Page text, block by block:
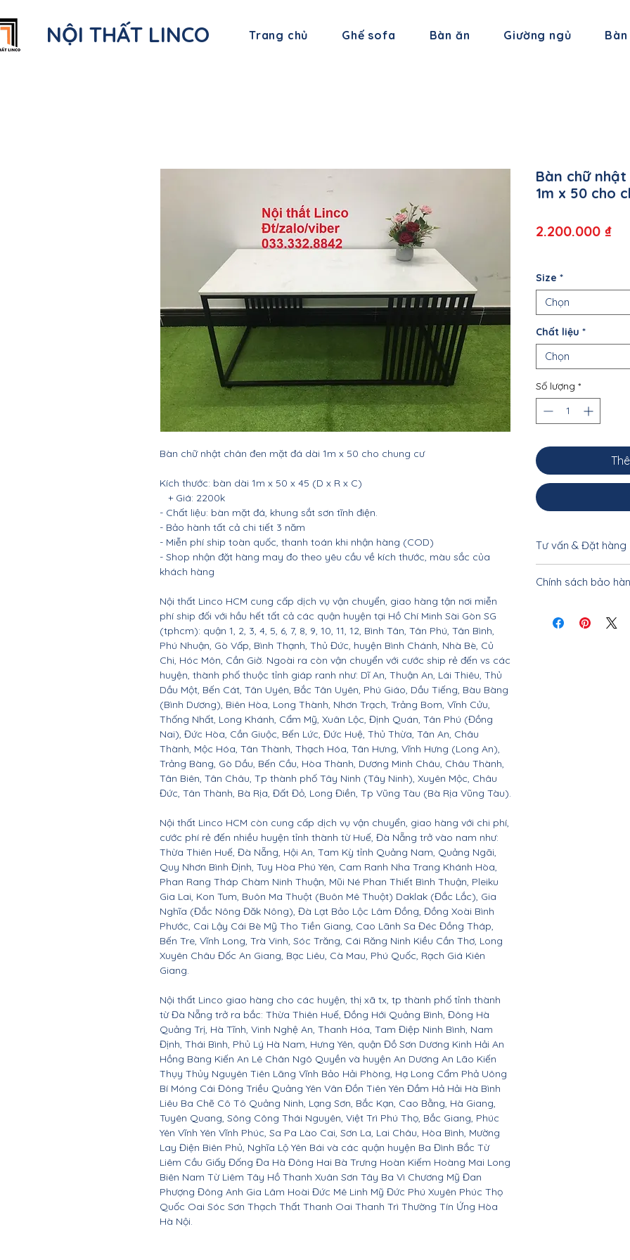
NỘI THẤT LINCO Trang chủ Ghế sofa Bàn ăn Giường ngủ
Bàn chữ nhật chân đen mặt đá dài 1m x 50 cho chung cư
Kích thước: bàn dài 1m x 50 x 45 (D x R x C)
+ Giá: 2200k
- Chất liệu: bàn mặt đá, khung sắt sơn tĩnh điện.
- Bảo hành tất cả chi tiết 3 năm
- Miễn phí ship toàn quốc, thanh toán khi nhận hàng (COD)
- Shop nhận đặt hàng may đo theo yêu cầu về kích thước, màu sắc của
khách hàng
Nội thất Linco HCM cung cấp dịch vụ vận chuyển, giao hàng tận nơi miễn
phí ship đối với hầu hết tất cả các quận huyện tại Hồ Chí Minh Sài Gòn SG
(tphcm): quận 1, 2, 3, 4, 5, 6, 7, 8, 9, 10, 11, 12, Bình Tân, Tân Phú, Tân Bình,
Phú Nhuận, Gò Vấp, Bình Thạnh, Thủ Đức, huyện Bình Chánh, Nhà Bè, Củ
Chi, Hóc Môn, Cần Giờ. Ngoài ra còn vận chuyển với cước ship rẻ đến vs các
huyện, thành phố thuộc tỉnh giáp ranh như: Dĩ An, Thuận An, Lái Thiêu, Thủ
Dầu Một, Bến Cát, Tân Uyên, Bắc Tân Uyên, Phú Giáo, Dầu Tiếng, Bàu Bàng
(Bình Dương), Biên Hòa, Long Thành, Nhơn Trạch, Trảng Bom, Vĩnh Cửu,
Thống Nhất, Long Khánh, Cẩm Mỹ, Xuân Lộc, Định Quán, Tân Phú (Đồng
Nai), Đức Hòa, Cần Giuộc, Bến Lức, Đức Huệ, Thủ Thừa, Tân An, Châu
Thành, Mộc Hóa, Tân Thành, Thạch Hóa, Tân Hưng, Vĩnh Hưng (Long An),
Trảng Bàng, Gò Dầu, Bến Cầu, Hòa Thành, Dương Minh Châu, Châu Thành,
Tân Biên, Tân Châu, Tp thành phố Tây Ninh (Tây Ninh), Xuyên Mộc, Châu
Đức, Tân Thành, Bà Rịa, Đất Đỏ, Long Điền, Tp Vũng Tàu (Bà Rịa Vũng Tàu).
Nội thất Linco HCM còn cung cấp dịch vụ vận chuyển, giao hàng với chi phí,
cước phí rẻ đến nhiều huyện tỉnh thành từ Huế, Đà Nẵng trở vào nam như:
Thừa Thiên Huế, Đà Nẵng, Hội An, Tam Kỳ tỉnh Quảng Nam, Quảng Ngãi,
Quy Nhơn Bình Định, Tuy Hòa Phú Yên, Cam Ranh Nha Trang Khánh Hòa,
Phan Rang Tháp Chàm Ninh Thuận, Mũi Né Phan Thiết Bình Thuận, Pleiku
Gia Lai, Kon Tum, Buôn Ma Thuột (Buôn Mê Thuột) Daklak (Đắc Lắc), Gia
Nghĩa (Đắc Nông Đăk Nông), Đà Lạt Bảo Lộc Lâm Đồng, Đồng Xoài Bình
Phước, Cai Lậy Cái Bè Mỹ Tho Tiền Giang, Cao Lãnh Sa Đéc Đồng Tháp,
Bến Tre, Vĩnh Long, Trà Vinh, Sóc Trăng, Cái Răng Ninh Kiều Cần Thơ, Long
Xuyên Châu Đốc An Giang, Bạc Liêu, Cà Mau, Phú Quốc, Rạch Giá Kiên
Giang.
Nội thất Linco giao hàng cho các huyện, thị xã tx, tp thành phố tỉnh thành
từ Đà Nẵng trở ra bắc: Thừa Thiên Huế, Đồng Hới Quảng Bình, Đông Hà
Quảng Trị, Hà Tĩnh, Vinh Nghệ An, Thanh Hóa, Tam Điệp Ninh Bình, Nam
Định, Thái Bình, Phủ Lý Hà Nam, Hưng Yên, quận Đồ Sơn Dương Kinh Hải An
Hồng Bàng Kiến An Lê Chân Ngô Quyền và huyện An Dương An Lão Kiến
Thụy Thủy Nguyên Tiên Lãng Vĩnh Bảo Hải Phòng, Hạ Long Cẩm Phả Uông
Bí Móng Cái Đông Triều Quảng Yên Vân Đồn Tiên Yên Đầm Hả Hải Hà Bình
Liêu Ba Chẽ Cô Tô Quảng Ninh, Lạng Sơn, Bắc Kạn, Cao Bằng, Hà Giang,
Tuyên Quang, Sông Công Thái Nguyên, Việt Trì Phú Thọ, Bắc Giang, Phúc
Yên Vĩnh Yên Vĩnh Phúc, Sa Pa Lào Cai, Sơn La, Lai Châu, Hòa Bình, Mường
Lay Điện Biên Phủ, Nghĩa Lộ Yên Bái và các quận huyện Ba Đình Bắc Từ
Liêm Cầu Giấy Đống Đa Hà Đông Hai Bà Trưng Hoàn Kiếm Hoàng Mai Long
Biên Nam Từ Liêm Tây Hồ Thanh Xuân Sơn Tây Ba Vì Chương Mỹ Đan
Phượng Đông Anh Gia Lâm Hoài Đức Mê Linh Mỹ Đức Phú Xuyên Phúc Thọ
Quốc Oai Sóc Sơn Thạch Thất Thanh Oai Thanh Trì Thường Tín Ứng Hòa
Hà Nội.
Bàn chữ
1m x 50 cho
2.200.000 ₫Giá
Size *
Chọn
Chất liệu *
Chọn
Số lượng *
Tư vấn & Đặt hàng
khách vui lòng liên
Chính sách bảo